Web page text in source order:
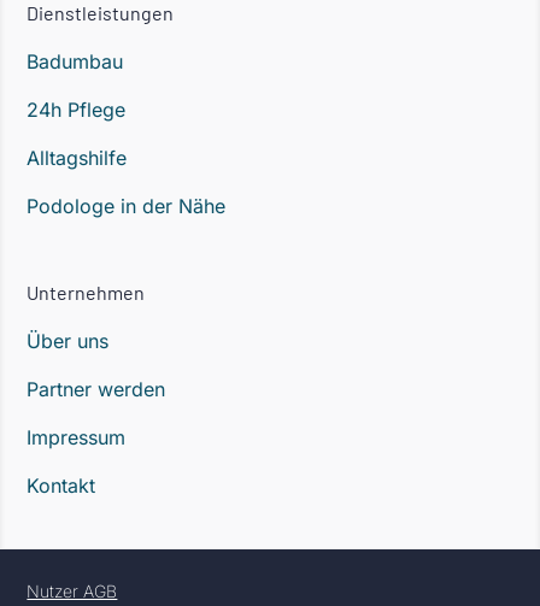
Dienstleistungen
Badumbau
24h Pflege
Alltagshilfe
Podologe in der Nähe
Unternehmen
Über uns
Partner werden
Impressum
Kontakt
Nutzer AGB